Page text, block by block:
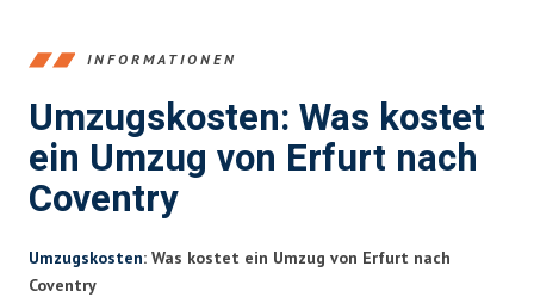
INFORMATIONEN
Umzugskosten: Was kostet
ein Umzug von Erfurt nach
Coventry
Umzugskosten: Was kostet ein Umzug von Erfurt nach
Coventry